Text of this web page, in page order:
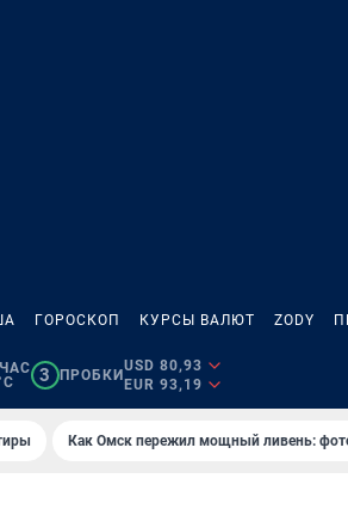
ГОРОСКОП КУРСЫ ВАЛЮТ ZODY
3 ПРОБКИ
USD 80,93
EUR 93,19
Как Омск пережил мощный ливень: